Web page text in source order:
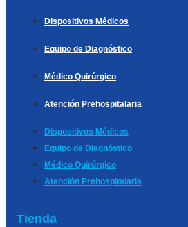
Dispositivos Médicos
Equipo de Diagnóstico
Médico Quirúrgico
Atención Prehospitalaria
Dispositivos Médicos
Equipo de Diagnóstico
Médico Quirúrgico
Atención Prehospitalaria
Tienda